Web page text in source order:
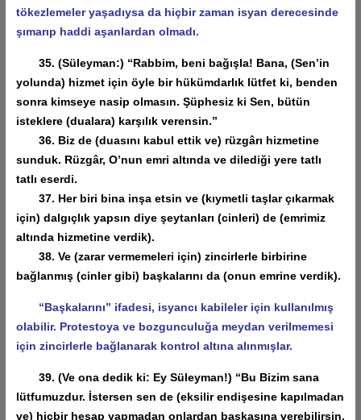
tökezlemeler yaşadıysa da hiçbir zaman isyan derecesinde
şımarıp haddi aşanlardan olmadı.
35. (Süleyman:) “Rabbim, beni bağışla! Bana, (Sen’in
yolunda) hizmet için öyle bir hükümdarlık lütfet ki, benden
sonra kimseye nasip olmasın. Şüphesiz ki Sen, bütün
isteklere (dualara) karşılık verensin.”
36. Biz de (duasını kabul ettik ve) rüzgârı hizmetine
sunduk. Rüzgâr, O’nun emri altında ve dilediği yere tatlı
tatlı eserdi.
37. Her biri bina inşa etsin ve (kıymetli taşlar çıkarmak
için) dalgıçlık yapsın diye şeytanları (cinleri) de (emrimiz
altında hizmetine verdik).
38. Ve (zarar vermemeleri için) zincirlerle birbirine
bağlanmış (cinler gibi) başkalarını da (onun emrine verdik).
“Başkalarını” ifadesi, isyancı kabileler için kullanılmış
olabilir. Protestoya ve bozgunculuğa meydan verilmemesi
için zincirlerle bağlanarak kontrol altına alınmışlar.
39. (Ve ona dedik ki: Ey Süleyman!) “Bu Bizim sana
lütfumuzdur. İstersen sen de (eksilir endişesine kapılmadan
ve) hiçbir hesap yapmadan onlardan başkasına verebilirsin,